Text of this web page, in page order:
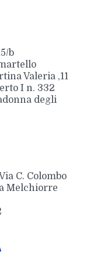
b
Valeria ,11
I n. 332
degli
C. Colombo
Melchiorre